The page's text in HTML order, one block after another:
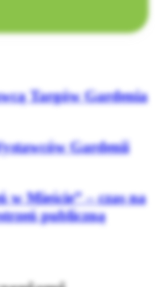
Targów Gardenia
Gardenii
Mieście” – czas na
publiczną